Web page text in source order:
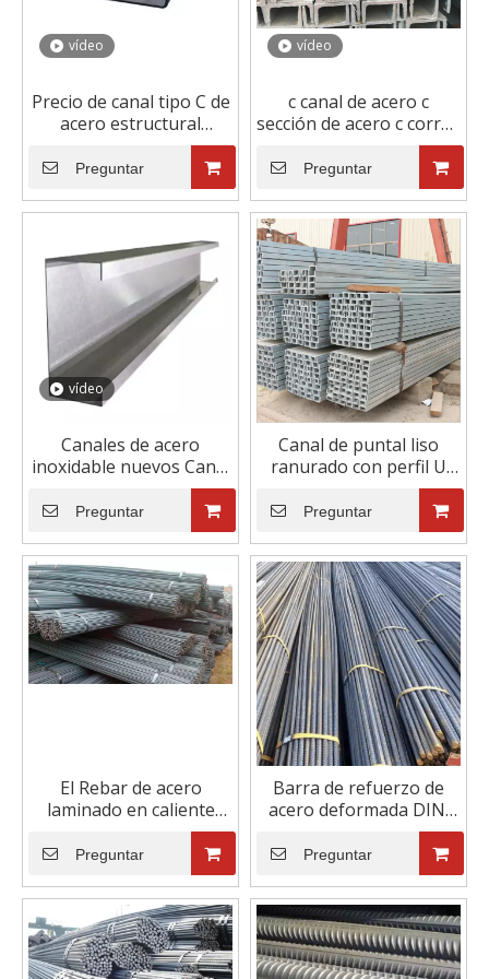
vídeo
Precio de canal tipo C de
acero estructural
galvanizado directo de
fábrica de acero
inoxidable 1 comprador
Preguntar
vídeo
c canal de acero c
sección de acero c correa
de acero conformada en
frío
Preguntar
vídeo
Canales de acero
inoxidable nuevos Canal
Iso C con alta calidad
Preguntar
Canal de puntal liso
ranurado con perfil U
tipo C de acero
inoxidable galvanizado
en caliente a precio
competitivo
Preguntar
El Rebar de acero
laminado en caliente
HRB335 HRB500
deformó el material de
construcción de la barra
de acero en paquete
Preguntar
Barra de refuerzo de
acero deformada DIN,
gran oferta, 10mm,
12mm, precio de varilla
hormigón, construcción
de barras de refuerzo de
acero para hormigón
Preguntar